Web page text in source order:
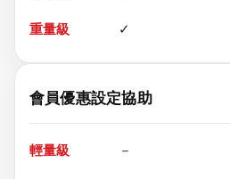
✓
會員優惠設定協助
－